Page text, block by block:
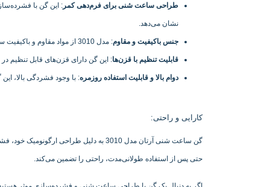
طراحی ساعت شنی برای فرم‌دهی کمر : این گن با
نشان می‌دهد.
جنس باکیفیت و مقاوم: مدل 3010 از مواد مقاوم و باکیفیت ساخته شده است که در عین فشرده‌سازی بالا، راحتی استفاده را نیز تضمین می‌کند. این مواد ضد حساسیت بوده و امکان استفاده طولانی‌مدت را فراهم می‌کنند.
قابلیت تنظیم با قزن‌ها: این گن دارای قزن‌های قابل تنظیم
دوام بالا و قابلیت استفاده روزمره: با وجود فشردگی بالا،
کارایی و راحتی:
گن ساعت شنی آرتان مدل 3010 به دلیل
حتی پس از استفاده طولانی‌مدت، راحتی را تضمین می‌کند.